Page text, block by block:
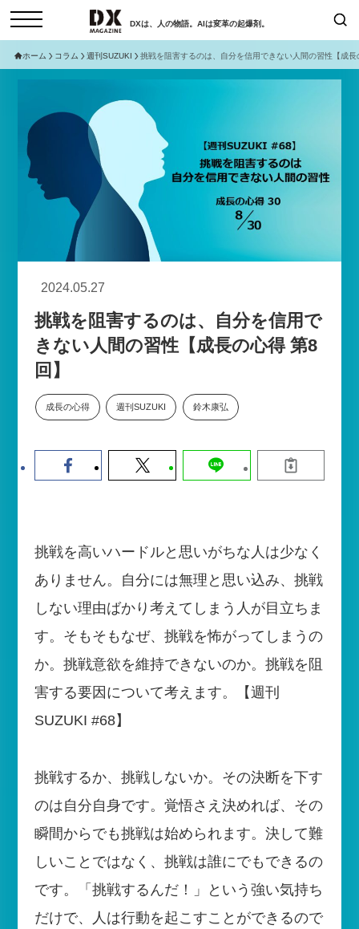
DXは、人の物語。AIは変革の起爆剤。
セミナー
サービスメニュー 日本オムニチャネル協会
サイトマップ
お問い合わせ
採用情報
検索
現在開催予定のセミナー
【8/12開催】「イノベーションを
数値化する」～投資される事業の
2026-06-10
セミナー
ャリアが求められるのか
ホーム コラム 週刊SUZUKI 挑戦を阻害するのは、自分を信用できない人間の習性【成
2024.05.27
挑戦を阻害するのは、自分を信用で
きない人間の習性【成長の心得 第8
回】
成長の心得 週刊SUZUKI 鈴木康弘
挑戦を高いハードルと思いがちな人は少なく
ありません。自分には無理と思い込み、挑戦
しない理由ばかり考えてしまう人が目立ちま
す。そもそもなぜ、挑戦を怖がってしまうの
か。挑戦意欲を維持できないのか。挑戦を阻
害する要因について考えます。【週刊
SUZUKI #68】
挑戦するか、挑戦しないか。その決断を下す
のは自分自身です。覚悟さえ決めれば、その
瞬間からでも挑戦は始められます。決して難
しいことではなく、挑戦は誰にでもできるの
です。「挑戦するんだ！」という強い気持ち
だけで、人は行動を起こすことができるので